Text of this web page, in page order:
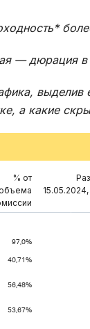
— дюрация в
а какие
% от
объема
97,0%
40,71%
56,48%
53,67%